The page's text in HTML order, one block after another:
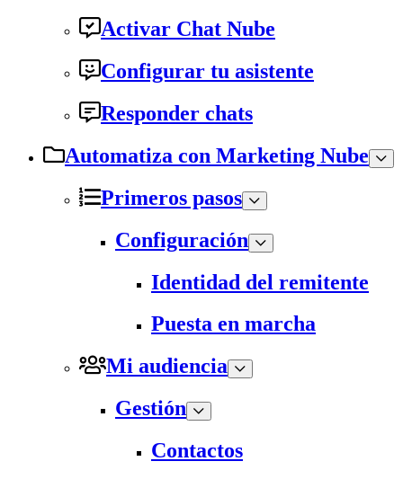
Activar Chat Nube
Configurar tu asistente
Responder chats
Automatiza con Marketing Nube
Primeros pasos
Configuración
Identidad del remitente
Puesta en marcha
Mi audiencia
Gestión
Contactos